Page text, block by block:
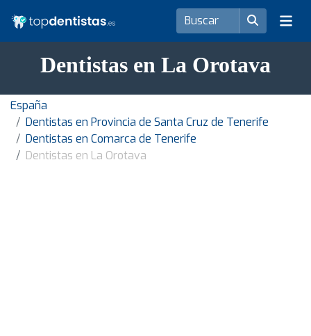
Dentistas en La Orotava
España
Dentistas en Provincia de Santa Cruz de Tenerife
Dentistas en Comarca de Tenerife
Dentistas en La Orotava